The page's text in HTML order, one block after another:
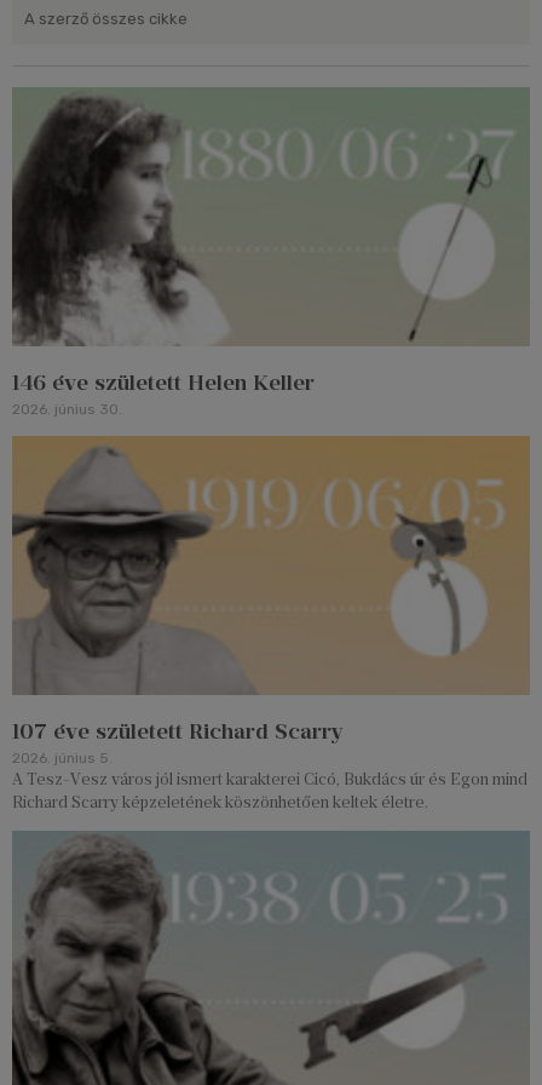
A szerző összes cikke
146 éve született Helen Keller
2026. június 30.
107 éve született Richard Scarry
2026. június 5.
A Tesz-Vesz város jól ismert karakterei Cicó, Bukdács úr és Egon mind
Richard Scarry képzeletének köszönhetően keltek életre.